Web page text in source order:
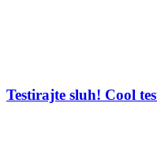
Testirajte sluh! Cool